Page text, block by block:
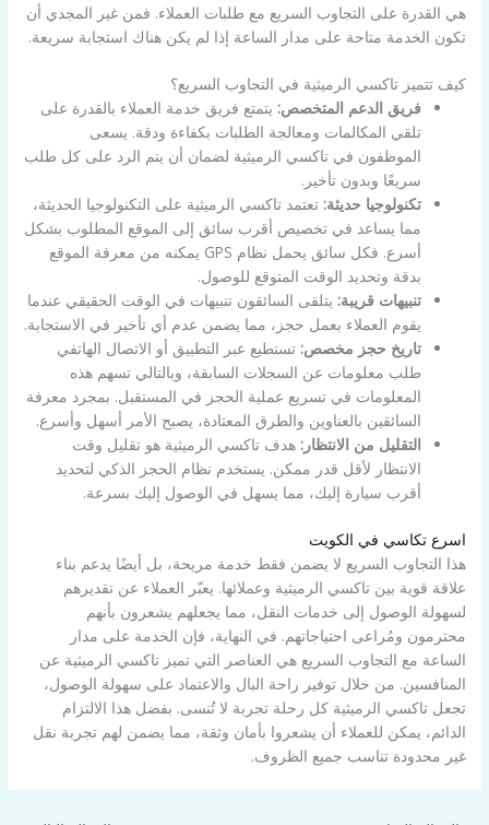
هي القدرة على التجاوب السريع مع طلبات العملاء. فمن غير المجدي أن
تكون الخدمة متاحة على مدار الساعة إذا لم يكن هناك استجابة سريعة.
كيف تتميز تاكسي الرميثية في التجاوب السريع؟
فريق الدعم المتخصص: يتمتع فريق خدمة العملاء بالقدرة على
تلقي المكالمات ومعالجة الطلبات بكفاءة ودقة. يسعى
الموظفون في تاكسي الرميثية لضمان أن يتم الرد على كل طلب
سريعًا وبدون تأخير.
تكنولوجيا حديثة: تعتمد تاكسي الرميثية على التكنولوجيا الحديثة،
مما يساعد في تخصيص أقرب سائق إلى الموقع المطلوب بشكل
أسرع. فكل سائق يحمل نظام GPS يمكنه من معرفة الموقع
بدقة وتحديد الوقت المتوقع للوصول.
تنبيهات قريبة: يتلقى السائقون تنبيهات في الوقت الحقيقي عندما
يقوم العملاء بعمل حجز، مما يضمن عدم أي تأخير في الاستجابة.
تاريخ حجز مخصص: تستطيع عبر التطبيق أو الاتصال الهاتفي
طلب معلومات عن السجلات السابقة، وبالتالي تسهم هذه
المعلومات في تسريع عملية الحجز في المستقبل. بمجرد معرفة
السائقين بالعناوين والطرق المعتادة، يصبح الأمر أسهل وأسرع.
التقليل من الانتظار: هدف تاكسي الرميثية هو تقليل وقت
الانتظار لأقل قدر ممكن. يستخدم نظام الحجز الذكي لتحديد
أقرب سيارة إليك، مما يسهل في الوصول إليك بسرعة.
اسرع تكاسي في الكويت
هذا التجاوب السريع لا يضمن فقط خدمة مريحة، بل أيضًا يدعم بناء
علاقة قوية بين تاكسي الرميثية وعملائها. يعبّر العملاء عن تقديرهم
لسهولة الوصول إلى خدمات النقل، مما يجعلهم يشعرون بأنهم
محترمون ومُراعى احتياجاتهم. في النهاية، فإن الخدمة على مدار
الساعة مع التجاوب السريع هي العناصر التي تميز تاكسي الرميثية عن
المنافسين. من خلال توفير راحة البال والاعتماد على سهولة الوصول،
تجعل تاكسي الرميثية كل رحلة تجربة لا تُنسى. بفضل هذا الالتزام
الدائم، يمكن للعملاء أن يشعروا بأمان وثقة، مما يضمن لهم تجربة نقل
غير محدودة تناسب جميع الظروف.